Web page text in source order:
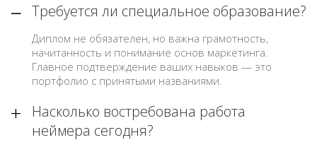
Требуется ли специальное образование?
Диплом не обязателен, но важна грамотность,
начитанность и понимание основ маркетинга.
Главное подтверждение ваших навыков — это
портфолио с принятыми названиями.
Насколько востребована работа
неймера сегодня?